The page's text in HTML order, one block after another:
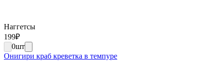
Наггетсы
199₽
0шт
Онигири краб креветка в темпуре